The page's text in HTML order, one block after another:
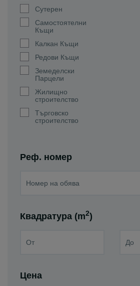
Сутерен
Самостоятелни
Къщи
Калкан Къщи
Редови Къщи
Земеделски
Парцели
Жилищно
строителство
Търговско
строителство
Реф. номер
Квадратура (m2)
Цена